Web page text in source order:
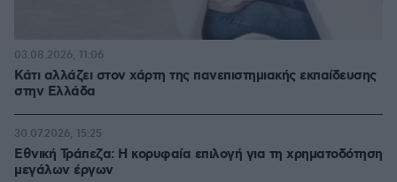
Κάτι αλλάζει στον χάρτη της πανεπιστημιακής εκπαίδευσης
στην Ελλάδα
03.08.2026, 11:06
Εθνική Τράπεζα: Η κορυφαία επιλογή για τη χρηματοδότηση
μεγάλων έργων
30.07.2026, 15:25